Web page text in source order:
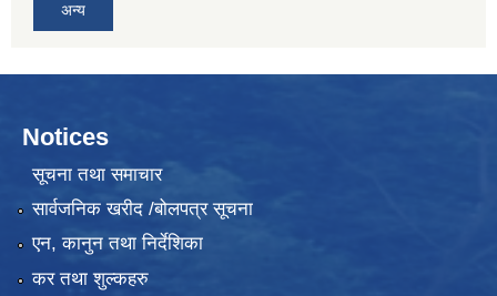
अन्य
Notices
सूचना तथा समाचार
सार्वजनिक खरीद /बोलपत्र सूचना
एन, कानुन तथा निर्देशिका
कर तथा शुल्कहरु